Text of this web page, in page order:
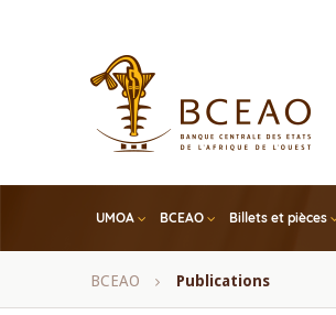
UMOA BCEAO Billets et pièces
Fil
BCEAO Publications